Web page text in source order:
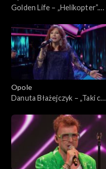
Golden Life – „Helikopter”.
„SuperJedynki”
Opole
Danuta Błażejczyk – „Taki cud
„SuperJedynki”